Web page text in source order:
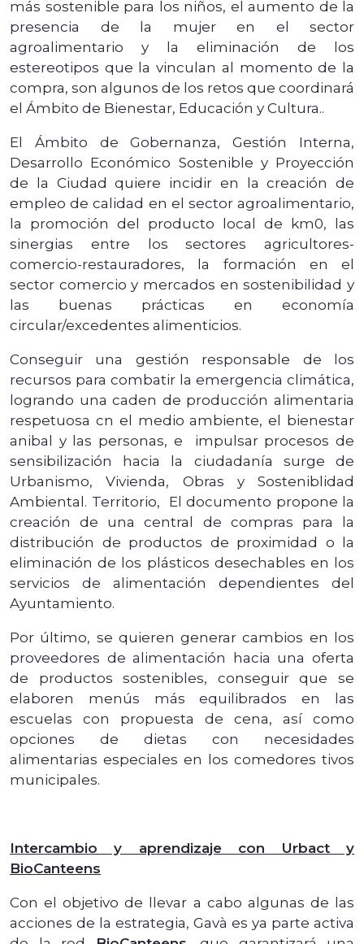
más sostenible para los niños, el aumento de la
presencia de la mujer en el sector
agroalimentario y la eliminación de los
estereotipos que la vinculan al momento de la
compra, son algunos de los retos que coordinará
el Ámbito de Bienestar, Educación y Cultura..
El Ámbito de Gobernanza, Gestión Interna,
Desarrollo Económico Sostenible y Proyección
de la Ciudad quiere incidir en la creación de
empleo de calidad en el sector agroalimentario,
la promoción del producto local de km0, las
sinergias entre los sectores agricultores-
comercio-restauradores, la formación en el
sector comercio y mercados en sostenibilidad y
las buenas prácticas en economía
circular/excedentes alimenticios.
Conseguir una gestión responsable de los
recursos para combatir la emergencia climática,
logrando una caden de producción alimentaria
respetuosa cn el medio ambiente, el bienestar
anibal y las personas, e impulsar procesos de
sensibilización hacia la ciudadanía surge de
Urbanismo, Vivienda, Obras y Sosteniblidad
Ambiental. Territorio, El documento propone la
creación de una central de compras para la
distribución de productos de proximidad o la
eliminación de los plásticos desechables en los
servicios de alimentación dependientes del
Ayuntamiento.
Por último, se quieren generar cambios en los
proveedores de alimentación hacia una oferta
de productos sostenibles, conseguir que se
elaboren menús más equilibrados en las
escuelas con propuesta de cena, así como
opciones de dietas con necesidades
alimentarias especiales en los comedores tivos
municipales.
Intercambio y aprendizaje con Urbact y
BioCanteens
Con el objetivo de llevar a cabo algunas de las
acciones de la estrategia, Gavà es ya parte activa